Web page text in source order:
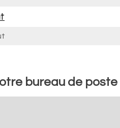
bureau de